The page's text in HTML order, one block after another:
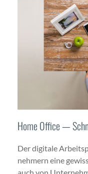
Home Office —
Der dig­i­tale
nehmern eine
auch von